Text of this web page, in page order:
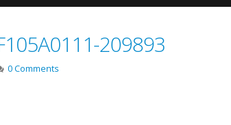
209893
0 Comments